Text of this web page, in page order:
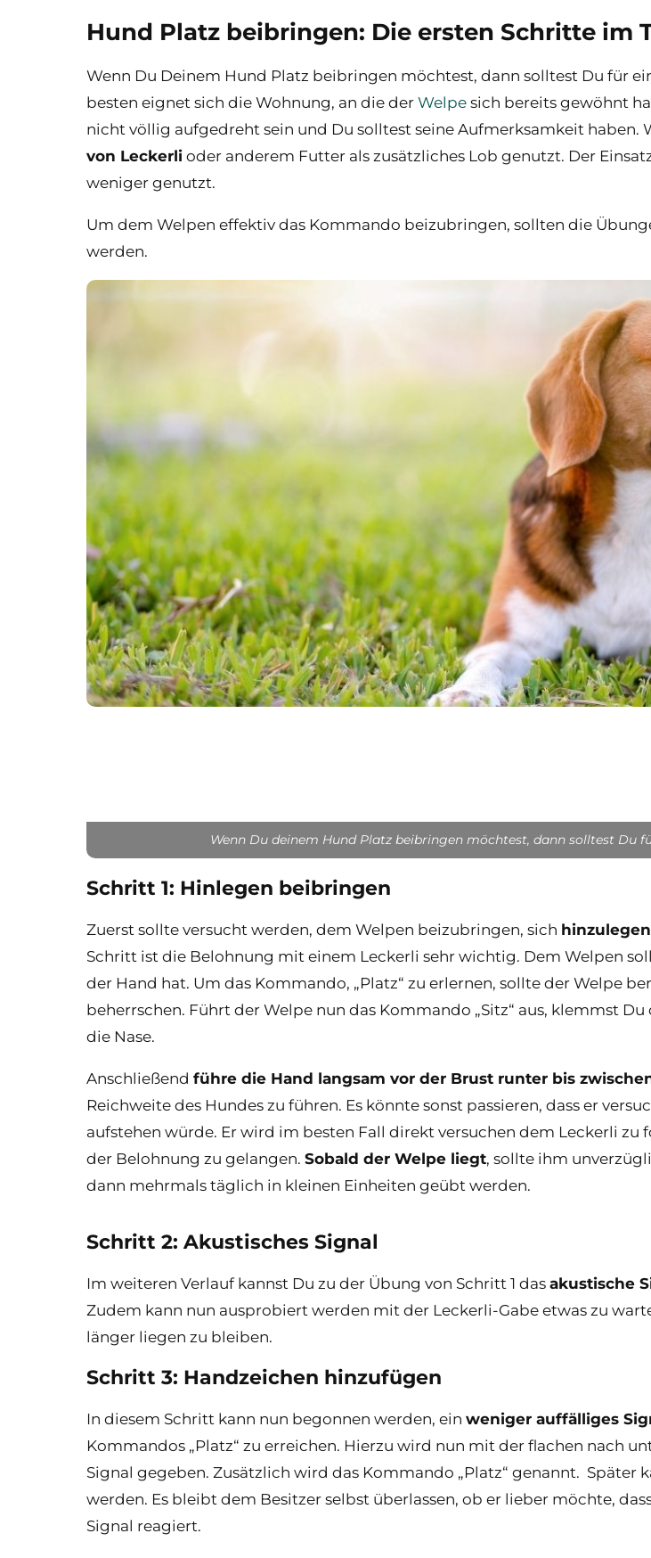
Hund Platz beibringen: Die ersten Schritte im
Wenn Du Deinem Hund Platz beibringen möchtest, dann solltest Du für
besten eignet sich die Wohnung, an die der Welpe sich bereits gewöhnt
nicht völlig aufgedreht sein und Du solltest seine Aufmerksamkeit
von Leckerli oder anderem Futter als zusätzliches Lob genutzt. Der
weniger genutzt.
Um dem Welpen effektiv das Kommando beizubringen, sollten die
werden.
Wenn Du deinem Hund Platz beibringen möchtest, dann solltest Du
Schritt 1: Hinlegen beibringen
Zuerst sollte versucht werden, dem Welpen beizubringen, sich
Schritt ist die Belohnung mit einem Leckerli sehr wichtig. Dem Welpen
der Hand hat. Um das Kommando, „Platz“ zu erlernen, sollte der Welpe
beherrschen. Führt der Welpe nun das Kommando „Sitz“ aus, klemmst
die Nase.
Anschließend führe die Hand langsam vor der Brust runter bis
Reichweite des Hundes zu führen. Es könnte sonst passieren, dass er
aufstehen würde. Er wird im besten Fall direkt versuchen dem Leckerli
der Belohnung zu gelangen. Sobald der Welpe liegt, sollte ihm
dann mehrmals täglich in kleinen Einheiten geübt werden.
Schritt 2: Akustisches Signal
Im weiteren Verlauf kannst Du zu der Übung von Schritt 1 das akustische
Zudem kann nun ausprobiert werden mit der Leckerli-Gabe etwas zu
länger liegen zu bleiben.
Schritt 3: Handzeichen hinzufügen
In diesem Schritt kann nun begonnen werden, ein weniger auffälliges
Kommandos „Platz“ zu erreichen. Hierzu wird nun mit der flachen nach
Signal gegeben. Zusätzlich wird das Kommando „Platz“ genannt. Später
werden. Es bleibt dem Besitzer selbst überlassen, ob er lieber möchte,
Signal reagiert.